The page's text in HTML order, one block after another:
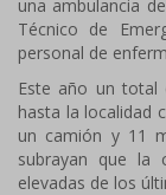
una ambulancia
Técnico de
personal de
Este año un total
hasta la localidad
un camión y 11
subrayan que la
elevadas de los